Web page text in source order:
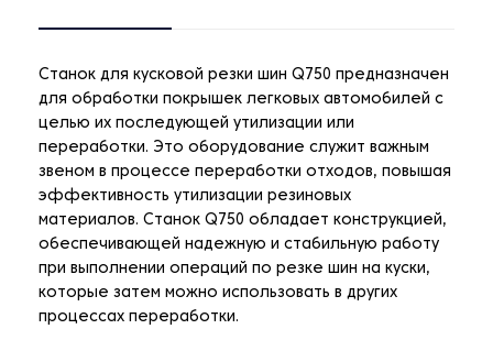
Станок для кусковой резки шин Q750 предназначен
для обработки покрышек легковых автомобилей с
целью их последующей утилизации или
переработки. Это оборудование служит важным
звеном в процессе переработки отходов, повышая
эффективность утилизации резиновых
материалов. Станок Q750 обладает конструкцией,
обеспечивающей надежную и стабильную работу
при выполнении операций по резке шин на куски,
которые затем можно использовать в других
процессах переработки.